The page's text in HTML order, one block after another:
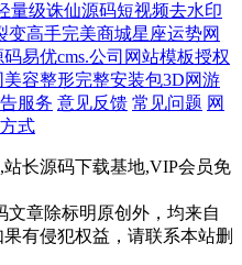
量级诛仙源码短视频去水印
变高手完美商城星座运势网
码易优cms.公司网站模板授权
美容整形完整安装包3D网游
服务 意见反馈 常见问题 网
式
长源码下载基地,VIP会员免
章除标明原创外，均来自
有侵犯权益，请联系本站删